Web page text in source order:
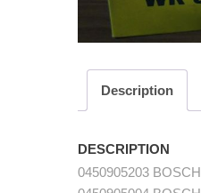
Description
DESCRIPTION
0450905203 BOSCH